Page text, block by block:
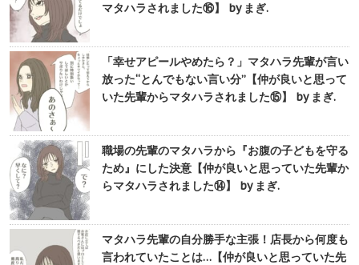
マタハラされました⑯】 by まぎ.
「幸せアピールやめたら？」マタハラ先輩が言い
放った“とんでもない言い分”【仲が良いと思って
いた先輩からマタハラされました⑮】 by まぎ.
職場の先輩のマタハラから『お腹の子どもを守る
ため』にした決意【仲が良いと思っていた先輩か
らマタハラされました⑭】 by まぎ.
マタハラ先輩の自分勝手な主張！店長から何度も
言われていたことは…【仲が良いと思っていた先